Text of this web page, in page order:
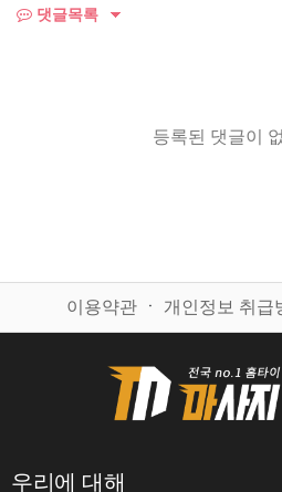
댓글목록
등록된 댓글이
이용약관 ㆍ 개인정보 취급
우리에 대해